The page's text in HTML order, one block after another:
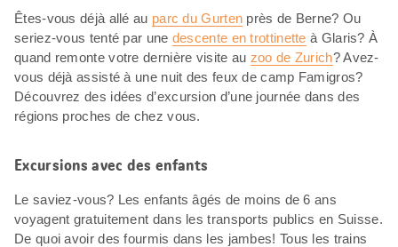
Êtes-vous déjà allé au parc du Gurten près de Berne? Ou
seriez-vous tenté par une descente en trottinette à Glaris? À
quand remonte votre dernière visite au zoo de Zurich? Avez-
vous déjà assisté à une nuit des feux de camp Famigros?
Découvrez des idées d’excursion d’une journée dans des
régions proches de chez vous.
Excursions avec des enfants
Le saviez-vous? Les enfants âgés de moins de 6 ans
voyagent gratuitement dans les transports publics en Suisse.
De quoi avoir des fourmis dans les jambes! Tous les trains